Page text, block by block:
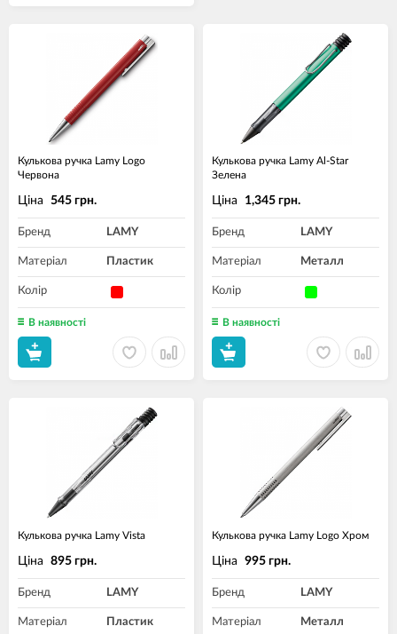
Кулькова ручка Lamy Logo
Червона
Ціна 545 грн.
Бренд LAMY
Матеріал Пластик
Колір
В наявності
Кулькова ручка Lamy Al-Star
Зелена
Ціна 1,345 грн.
Бренд LAMY
Матеріал Металл
Колір
В наявності
Кулькова ручка Lamy Vista
Ціна 895 грн.
Бренд LAMY
Матеріал Пластик
Кулькова ручка Lamy Logo Хром
Ціна 995 грн.
Бренд LAMY
Матеріал Металл